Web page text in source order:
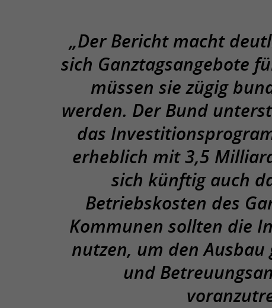
„Der Bericht macht
sich Ganztagsangebote
müssen sie zügig
werden. Der Bund
das
erheblich mit 3,5
sich künftig auch
Betriebskosten des
Kommunen sollten die
nutzen, um den
und